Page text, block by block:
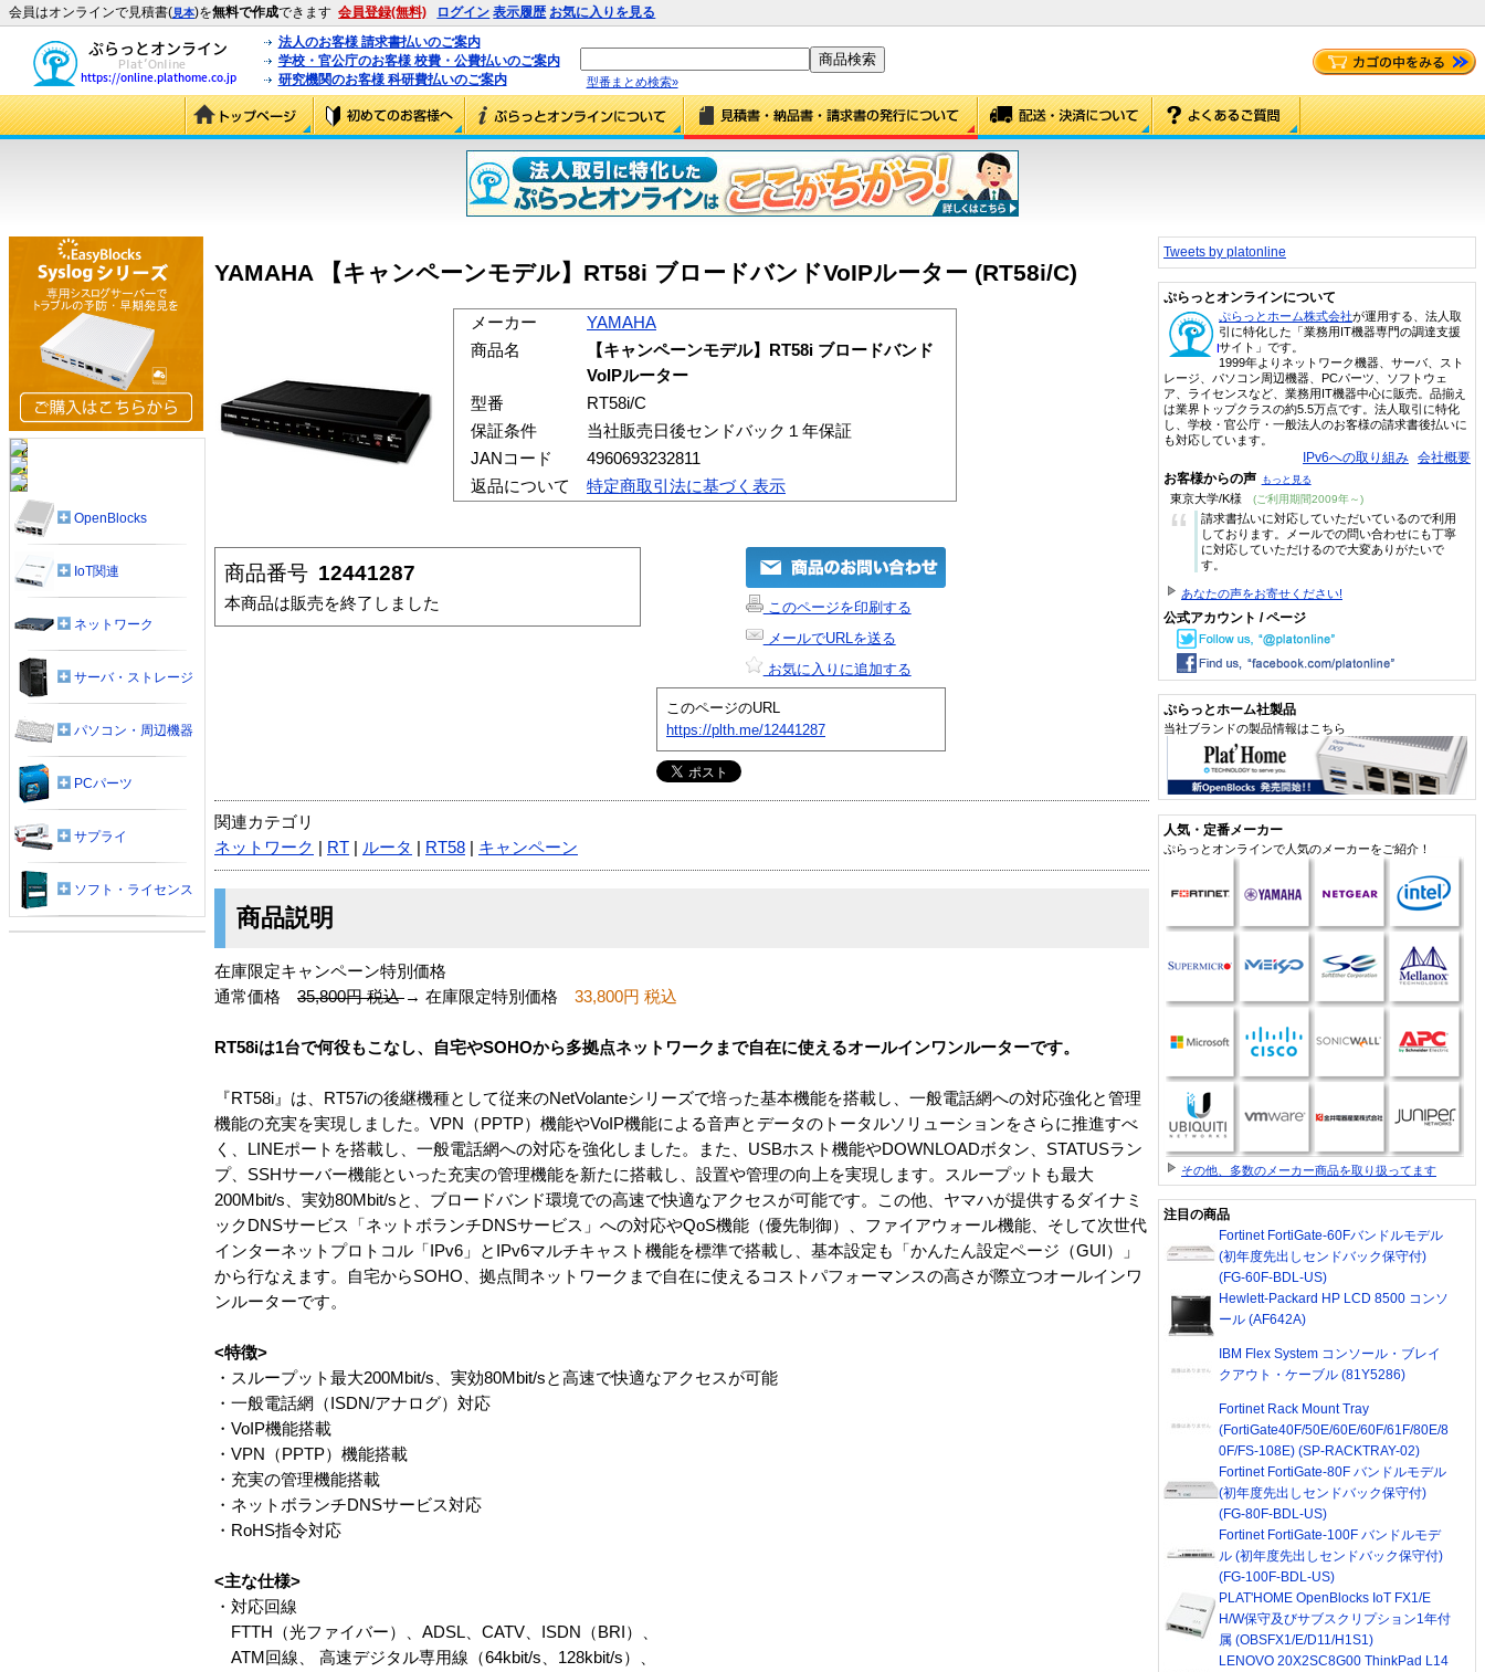
会員はオンラインで見積書(見本)を無料で作成できます 会員登録(無料) ログイン 表示履歴 お気に入りを見る
法人のお客様 請求書払いのご案内
学校・官公庁のお客様 校費・公費払いのご案内
研究機関のお客様 科研費払いのご案内
型番まとめ検索»
YAMAHA 【キャンペーンモデル】RT58i ブロードバンドVoIPルーター (RT58i/C)
メーカー
YAMAHA
商品名
【キャンペーンモデル】RT58i ブロードバンド
VoIPルーター
型番
RT58i/C
保証条件
当社販売日後センドバック１年保証
JANコード
4960693232811
返品について
特定商取引法に基づく表示
商品番号 12441287
本商品は販売を終了しました
このページを印刷する
メールでURLを送る
お気に入りに追加する
このページのURL
https://plth.me/12441287
関連カテゴリ
ネットワーク
RT ルータ RT58 キャンペーン
商品説明
在庫限定キャンペーン特別価格
通常価格 35,800円 税込→ 在庫限定特別価格 33,800円 税込
RT58iは1台で何役もこなし、自宅やSOHOから多拠点ネットワークまで自在に使えるオールインワンルーターです。
『RT58i』は、RT57iの後継機種として従来のNetVolanteシリーズで培った基本機能を搭載し、一般電話網への対応強化と管理
機能の充実を実現しました。VPN（PPTP）機能やVoIP機能による音声とデータのトータルソリューションをさらに推進すべ
く、LINEポートを搭載し、一般電話網への対応を強化しました。また、USBホスト機能やDOWNLOADボタン、STATUSラン
プ、SSHサーバー機能といった充実の管理機能を新たに搭載し、設置や管理の向上を実現します。スループットも最大
200Mbit/s、実効80Mbit/sと、ブロードバンド環境での高速で快適なアクセスが可能です。この他、ヤマハが提供するダイナミ
ックDNSサービス「ネットボランチDNSサービス」への対応やQoS機能（優先制御）、ファイアウォール機能、そして次世代
インターネットプロトコル「IPv6」とIPv6マルチキャスト機能を標準で搭載し、基本設定も「かんたん設定ページ（GUI）」
から行なえます。自宅からSOHO、拠点間ネットワークまで自在に使えるコストパフォーマンスの高さが際立つオールインワ
ンルーターです。
<特徴>
・スループット最大200Mbit/s、実効80Mbit/sと高速で快適なアクセスが可能
・一般電話網（ISDN/アナログ）対応
・VoIP機能搭載
・VPN（PPTP）機能搭載
・充実の管理機能搭載
・ネットボランチDNSサービス対応
・RoHS指令対応
<主な仕様>
・対応回線
FTTH（光ファイバー）、ADSL、CATV、ISDN（BRI）、
ATM回線、 高速デジタル専用線（64kbit/s、128kbit/s）、
OpenBlocks
IoT関連
ネットワーク
サーバ・ストレージ
パソコン・周辺機器
PCパーツ
サプライ
ソフト・ライセンス
Tweets by platonline
ぷらっとオンラインについて
ぷらっとホーム株式会社が運用する、法人取
引に特化した「業務用IT機器専門の調達支援
サイト」です。
1999年よりネットワーク機器、サーバ、スト
レージ、パソコン周辺機器、PCパーツ、ソフトウェ
ア、ライセンスなど、業務用IT機器中心に販売。品揃え
は業界トップクラスの約5.5万点です。法人取引に特化
し、学校・官公庁・一般法人のお客様の請求書後払いに
も対応しています。
IPv6への取り組み 会社概要
お客様からの声 もっと見る
東京大学/K様 (ご利用期間2009年～)
“
請求書払いに対応していただいているので利用
しております。メールでの問い合わせにも丁寧
に対応していただけるので大変ありがたいで
す。
あなたの声をお寄せください!
公式アカウント / ページ
ぷらっとホーム社製品
当社ブランドの製品情報はこちら
人気・定番メーカー
ぷらっとオンラインで人気のメーカーをご紹介！
その他、多数のメーカー商品を取り扱ってます
注目の商品
Fortinet FortiGate-60Fバンドルモデル
(初年度先出しセンドバック保守付)
(FG-60F-BDL-US)
Hewlett-Packard HP LCD 8500 コンソ
ール (AF642A)
IBM Flex System コンソール・ブレイ
クアウト・ケーブル (81Y5286)
Fortinet Rack Mount Tray
(FortiGate40F/50E/60E/60F/61F/80E/8
0F/FS-108E) (SP-RACKTRAY-02)
Fortinet FortiGate-80F バンドルモデル
(初年度先出しセンドバック保守付)
(FG-80F-BDL-US)
Fortinet FortiGate-100F バンドルモデ
ル (初年度先出しセンドバック保守付)
(FG-100F-BDL-US)
PLAT'HOME OpenBlocks IoT FX1/E
H/W保守及びサブスクリプション1年付
属 (OBSFX1/E/D11/H1S1)
LENOVO 20X2SC8G00 ThinkPad L14